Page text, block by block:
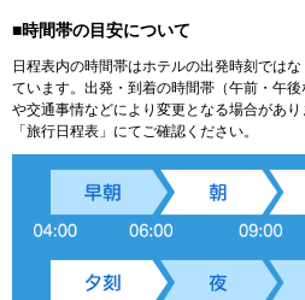
■時間帯の目安について
日程表内の時間帯はホテルの出発時刻では
ています。出発・到着の時間帯（午前・午
や交通事情などにより変更となる場合があ
「旅行日程表」にてご確認ください。